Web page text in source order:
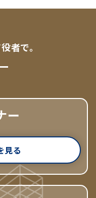
者で。
ー
見る